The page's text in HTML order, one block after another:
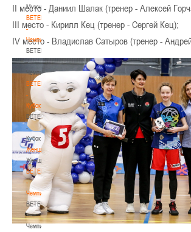
Мужчины
BETERA
-
Чемпионат
BETERA
-
Чемпионат
BETERA
-
Кубок
BETERA
-
Кубок
Женщины
Женщины
BETERA
-
Чемпионат
BETERA
-
Чемпионат
ІІ место - Даниил Шалак (тренер - Алексей
ІІІ место - Кирилл Кец (тренер - Сергей Кец);
ІV место - Владислав Сатыров (тренер -